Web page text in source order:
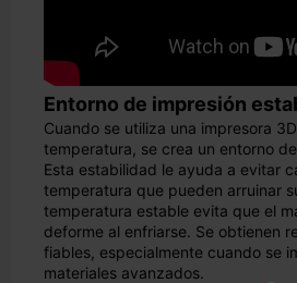
Entorno de impresión
Cuando se utiliza una impresora
temperatura, se crea un entorno
Esta estabilidad le ayuda a evitar
temperatura que pueden arruinar
temperatura estable evita que el
deforme al enfriarse. Se obtienen
fiables, especialmente cuando se
materiales avanzados.